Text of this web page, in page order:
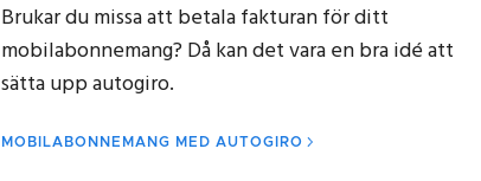
Brukar du missa att betala fakturan för ditt
mobilabonnemang? Då kan det vara en bra idé att
sätta upp autogiro.
MOBILABONNEMANG MED AUTOGIRO